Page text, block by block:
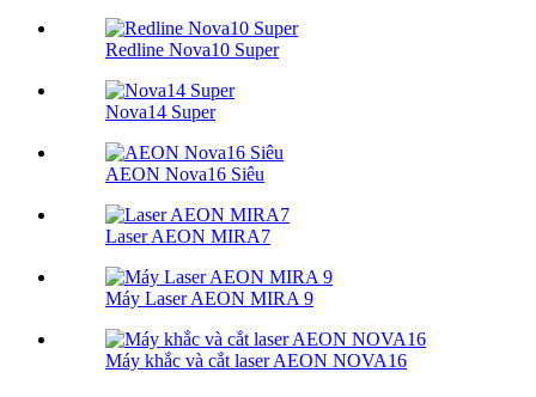
Redline Nova10 Super
Nova14 Super
AEON Nova16 Siêu
Laser AEON MIRA7
Máy Laser AEON MIRA 9
Máy khắc và cắt laser AEON NOVA16